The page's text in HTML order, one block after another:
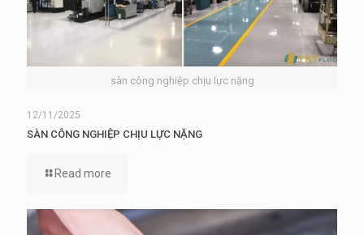
sàn công nghiệp chịu lực nặng
12/11/2025
SÀN CÔNG NGHIỆP CHỊU LỰC NẶNG
Read more